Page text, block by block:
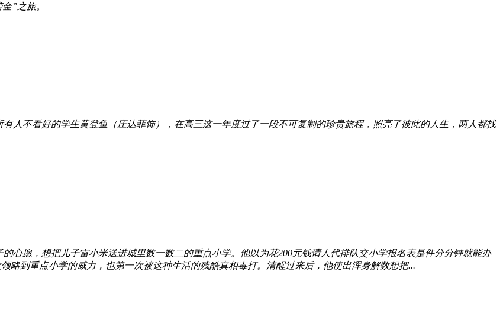
”之旅。
人不看好的学生黄登鱼（庄达菲饰），在高三这一年度过了一段不可复制的珍贵旅程，照亮了彼此的人生，两人都找
心愿，想把儿子雷小米送进城里数一数二的重点小学。他以为花200元钱请人代排队交小学报名表是件分分钟就能办
略到重点小学的威力，也第一次被这种生活的残酷真相毒打。清醒过来后，他使出浑身解数想把...